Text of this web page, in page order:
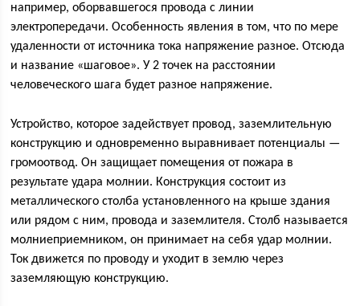
например, оборвавшегося провода с линии
электропередачи. Особенность явления в том, что по мере
удаленности от источника тока напряжение разное. Отсюда
и название «шаговое». У 2 точек на расстоянии
человеческого шага будет разное напряжение.
Устройство, которое задействует провод, заземлительную
конструкцию и одновременно выравнивает потенциалы —
громоотвод. Он защищает помещения от пожара в
результате удара молнии. Конструкция состоит из
металлического столба установленного на крыше здания
или рядом с ним, провода и заземлителя. Столб называется
молниеприемником, он принимает на себя удар молнии.
Ток движется по проводу и уходит в землю через
заземляющую конструкцию.